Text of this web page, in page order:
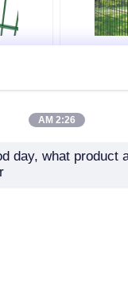
من
سياج
2:26 AM
day, what product